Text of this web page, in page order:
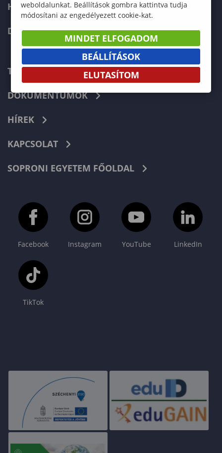
HALLGATÓKNAK
DOKTORI ISKOLA
TELEFONKÖNYV
DOKUMENTUMOK
HÍREK
KAPCSOLAT
SOPRONI EGYETEM FŐOLDAL
Facebook Instagram YouTube LinkedIn
TikTok
weboldalunkat. Beállítások gombra kattintva tudja
módosítani az engedélyezett cookie-kat.
MINDET ELFOGADOM
BEÁLLÍTÁSOK
ELUTASÍTOM